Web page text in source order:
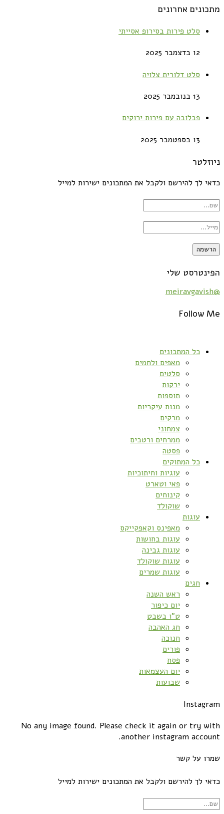
מתכונים אחרונים
סלט פירות בסירופ אסייתי
12 בדצמבר 2025
סלט דלורית צלויה
13 בנובמבר 2025
פבלובה עם פירות ירוקים
13 בספטמבר 2025
ניוזלטר
כדאי לך להירשם ולקבל את המתכונים ישירות למייל
הפינטרסט שלי
@meiravgavish
Follow Me
כל המתכונים
מאפים ולחמים
סלטים
ירקות
תוספות
מנות עיקריות
מרקים
צמחוני
ממרחים ורטבים
פסטה
כל המתוקים
עוגיות וחיתוכיות
פאי וטארט
קינוחים
שוקולד
עוגות
מאפינס וקאפקייקס
עוגות בחושות
עוגות גבינה
עוגות שוקולד
עוגות שמרים
חגים
ראש השנה
יום כיפור
ט”ו בשבט
חג האהבה
חנוכה
פורים
פסח
יום העצמאות
שבועות
Instagram
No any image found. Please check it again or try with
another instagram account.
שמרו על קשר
כדאי לך להירשם ולקבל את המתכונים ישירות למייל